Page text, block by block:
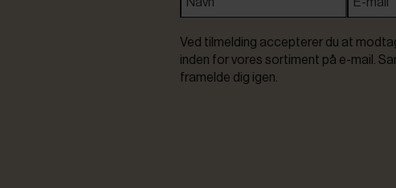
Ved tilmelding accepterer du at
inden for vores sortiment på e-mail.
framelde dig igen.